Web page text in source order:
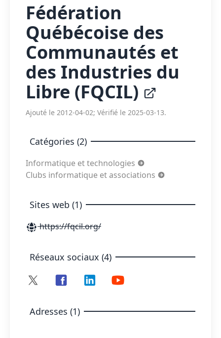
Fédération
Québécoise des
Communautés et
des Industries du
Libre (FQCIL)
Ajouté le 2012-04-02; Vérifié le 2025-03-13.
Catégories (2)
Informatique et technologies
Clubs informatique et associations
Sites web (1)
https://fqcil.org/
Réseaux sociaux (4)
Adresses (1)